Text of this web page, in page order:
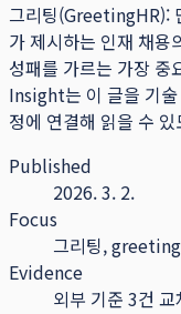
그리팅(GreetingHR):
가 제시하는 인재 채용
성패를 가르는 가장 중
Insight는 이 글을 기술
정에 연결해 읽을 수
Published
2026. 3. 2.
Focus
그리팅,
Evidence
외부 기준 3건 교